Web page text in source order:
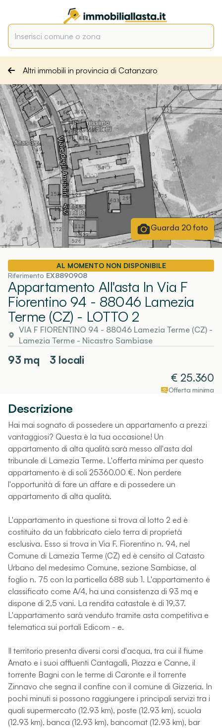
Altri immobili in provincia di Catanzaro
Guarda 20foto
AL MOMENTO NON DISPONIBILE
Riferimento EX8890908
Appartamento All'asta In Via F
Fiorentino 94 - 88046 Lamezia
Terme (CZ) - LOTTO 2
VIA F FIORENTINO 94 - 88046 Lamezia Terme (CZ) -
Lamezia Terme - Nicastro Sambiase
93 mq
3 locali
€ 25.360
Offerta minima
Descrizione
Hai mai sognato di possedere un appartamento a prezzi
vantaggiosi? Questa è la tua occasione! Un
appartamento di alta qualità sarà messo all'asta dal
tribunale di Lamezia Terme. L'offerta minima per questo
appartamento è di soli 25360.00 €. Non perdere
l'opportunità di fare un affare e di possedere un
appartamento di alta qualità.
L'appartamento in questione si trova al lotto 2 ed è
costituito da un fabbricato cielo terra di proprietà
esclusiva. Esso si trova in Via F. Fiorentino n. 94, nel
Comune di Lamezia Terme (CZ) ed è censito al Catasto
Urbano del medesimo Comune, sezione Sambiase, al
foglio n. 75 con la particella 688 sub 1. L'appartamento è
classificato come A/4, ha una consistenza di 93 mq e
dispone di 2,5 vani. La rendita catastale è di 19,37.
L'appartamento sarà venduto tramite asta competitiva e
telematica sui portali Edicom - e.
Il territorio presenta diversi corsi d'acqua, tra cui il fiume
Amato e i suoi affluenti Cantagalli, Piazza e Canne, il
torrente Bagni con le terme di Caronte e il torrente
Zinnavo che segna il confine con il comune di Gizzeria. In
pochi minuti si possono raggiungere i principali servizi tra i
quali supermercato (12.93 km), poste (12.93 km), scuola
(12.93 km), banca (12.93 km), bancomat (12.93 km), bar